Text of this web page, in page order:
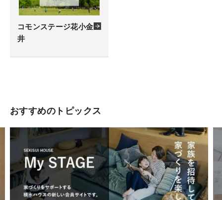
コモンステージ花小金
井
おすすめのトピックス